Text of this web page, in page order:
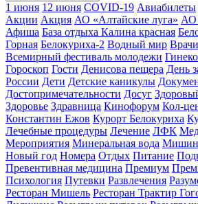
1 июня 12 июня COVID-19 Авиабилеты
Акции Акция АО «Алтайские луга» АО
Афиша База отдыха Калина красная
Горная Белокуриха-2 Водный мир
Всемирный фестиваль молодежи
Гороскоп Гости Денисова пещера День
России Дети Детские каникулы
Достопримечательности Досуг
Здоровье Здравница Кинофорум Кол-
Константин Ежов Курорт Белокуриха
Лечебные процедуры Лечение ЛФК
Мероприятия Минеральная вода
Новый год Номера Отдых Питание
Превентивная медицина Премиум
Психология Путевки Развлечения
Ресторан Мишель Ресторан Трактир